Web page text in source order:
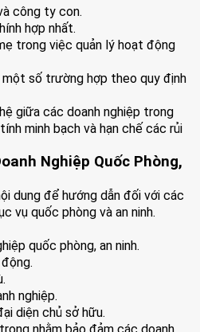
công ty con.
hợp nhất.
trong việc quản lý hoạt động
số trường hợp theo quy định
giữa các doanh nghiệp trong
minh bạch và hạn chế các rủi
Nghiệp Quốc Phòng,
dung để hướng dẫn đối với các
vụ quốc phòng và an ninh.
quốc phòng, an ninh.
nghiệp.
diện chủ sở hữu.
nhằm bảo đảm các doanh